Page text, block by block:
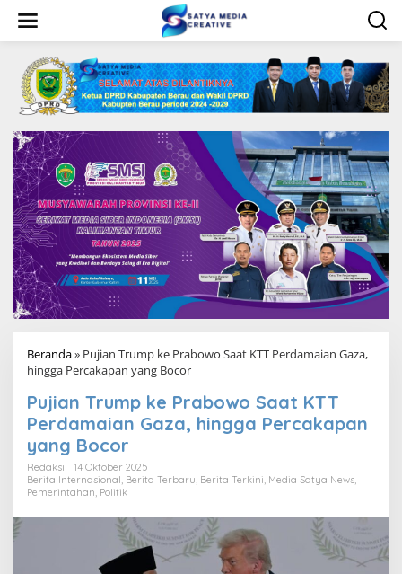
w
Beranda» Pujian Trump ke Prabowo Saat KTT Perdamaian Gaza,
hingga Percakapan yang Bocor
Pujian Trump ke Prabowo Saat KTT
Perdamaian Gaza, hingga Percakapan
yang Bocor
Redaksi
14 Oktober 2025
Berita Internasional Berita Terbaru Berita Terkini Media Satya News
Pemerintahan Politik